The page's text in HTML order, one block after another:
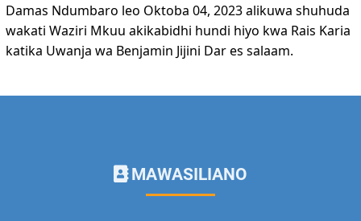
Damas Ndumbaro leo Oktoba 04, 2023 alikuwa shuhuda
wakati Waziri Mkuu akikabidhi hundi hiyo kwa Rais Karia
katika Uwanja wa Benjamin Jijini Dar es salaam.
MAWASILIANO